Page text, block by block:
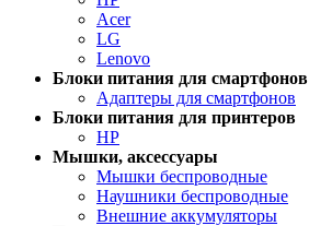
Acer
LG
Lenovo
Блоки питания для смартфонов
Адаптеры для смартфонов
Блоки питания для принтеров
HP
Мышки, аксессуары
Мышки беспроводные
Наушники беспроводные
Внешние аккумуляторы